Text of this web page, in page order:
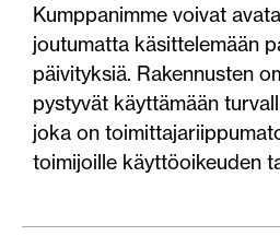
Kumppanimme voivat
joutumatta käsittelemään
päivityksiä. Rakennusten
pystyvät käyttämään
joka on
toimijoille käyttöoikeuden